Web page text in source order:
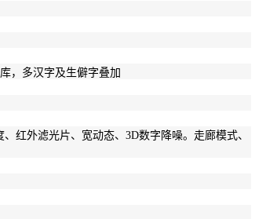
，多汉字及生僻字叠加
红外滤光片、宽动态、3D数字降噪。走廊模式、